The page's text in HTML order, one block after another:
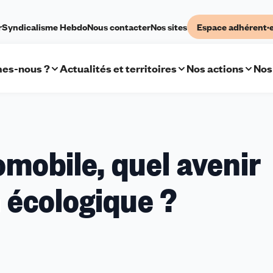
Syndicalisme HebdoNous contacterNos sites Espace
nous ? Actualités et territoires Nos actions
quel avenir
?